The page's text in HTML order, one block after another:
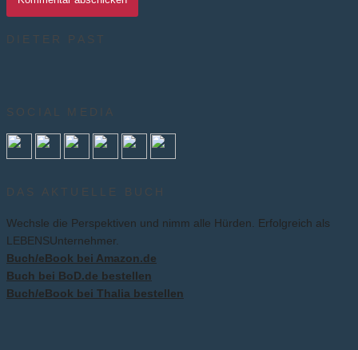
DIETER PAST
SOCIAL MEDIA
DAS AKTUELLE BUCH
Wechsle die Perspektiven und nimm alle Hürden. Erfolgreich als
LEBENSUnternehmer.
Buch/eBook bei Amazon.de
Buch bei BoD.de bestellen
Buch/eBook bei Thalia bestellen